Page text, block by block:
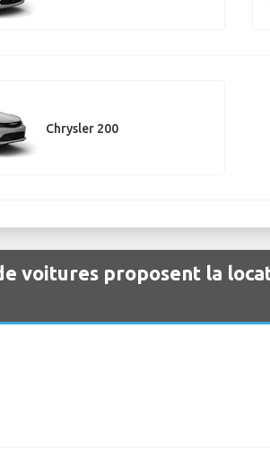
Chrysler 200
voitures proposent la